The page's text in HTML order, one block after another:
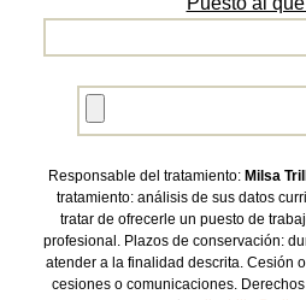
Responsable del tratamiento: Milsa
tratamiento: análisis de sus datos
tratar de ofrecerle un puesto de
profesional. Plazos de conservación:
atender a la finalidad descrita. Cesión
cesiones o comunicaciones.